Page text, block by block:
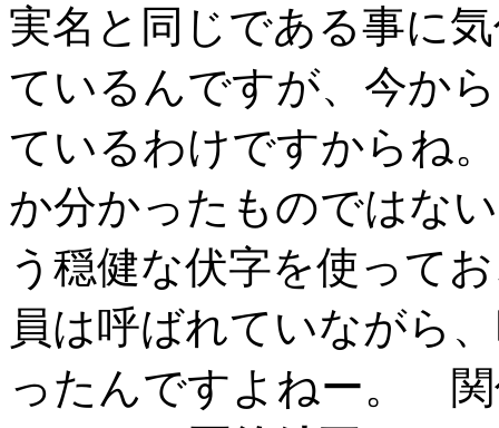
実名と同じである事に
ているんですが、今か
ているわけですからね
か分かったものではな
う穏健な伏字を使って
員は呼ばれていながら
ったんですよねー。 関